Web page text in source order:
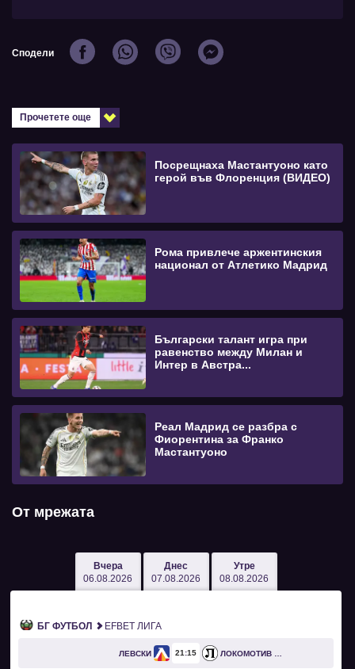
Сподели
Прочетете още
Посрещнаха Мастантуоно като
герой във Флоренция (ВИДЕО)
Рома привлече аржентинския
национал от Атлетико Мадрид
Български талант игра при
равенство между Милан и
Интер в Австра...
Реал Мадрид се разбра с
Фиорентина за Франко
Мастантуоно
От мрежата
Вчера
06.08.2026
Днес
07.08.2026
Утре
08.08.2026
БГ ФУТБОЛ EFBET ЛИГА
ЛЕВСКИ 21 15